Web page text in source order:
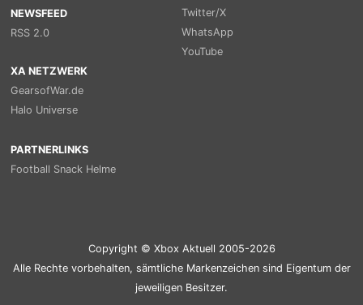
NEWSFEED
RSS 2.0
Twitter/X
WhatsApp
YouTube
XA NETZWERK
GearsofWar.de
Halo Universe
PARTNERLINKS
Football Snack Helme
Copyright © Xbox Aktuell 2005-2026
Alle Rechte vorbehalten, sämtliche Markenzeichen sind Eigentum der
jeweiligen Besitzer.